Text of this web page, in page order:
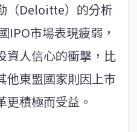
（Deloitte）的分析
IPO市場表現疲弱，
資人信心的衝擊，比
他東盟國家則因上市
更積極而受益。